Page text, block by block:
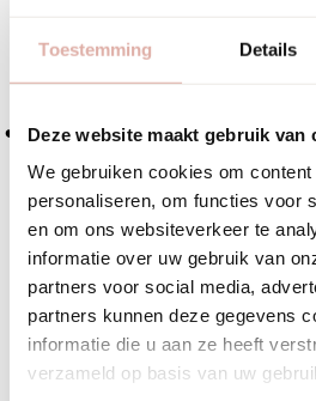
Toestemming Details
Deze website maakt gebruik van
We gebruiken cookies om
personaliseren, om functies voor
en om ons websiteverkeer te
informatie over uw gebruik van
partners voor social media,
partners kunnen deze gegevens
informatie die u aan ze heeft
verzameld op basis van uw
Hoe kies je
Duurzame jaloezieën voor een
van levensduur, materiaalherkomst
recycling of hergebruik.
niet alleen milieubewust, maar ook
producten die lang meegaan en